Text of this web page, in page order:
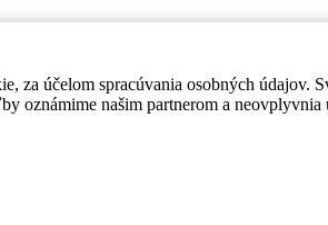
za účelom spracúvania osobných údajov.
oznámime našim partnerom a neovplyvnia